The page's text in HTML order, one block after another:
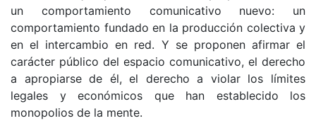
un comportamiento comunicativo nuevo: un
comportamiento fundado en la producción colectiva y
en el intercambio en red. Y se proponen afirmar el
carácter público del espacio comunicativo, el derecho
a apropiarse de él, el derecho a violar los límites
legales y económicos que han establecido los
monopolios de la mente.